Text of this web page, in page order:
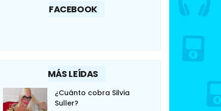
FACEBOOK
MÁS LEÍDAS
¿Cuánto cobra Silvia
Suller?